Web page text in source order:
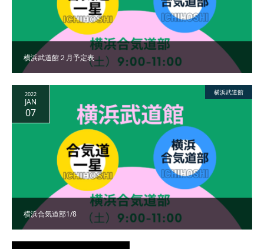
横浜武道館２月予定表
横浜合気道部1/8
2022
JAN
07
横浜武道館